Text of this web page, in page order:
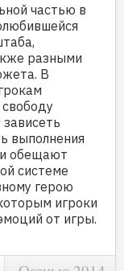
частью в
разными
В
выполнения
обещают
системе
герою
игроки
от игры.